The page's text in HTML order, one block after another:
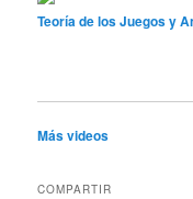
Teoría de los Juegos y
Más videos
COMPARTIR